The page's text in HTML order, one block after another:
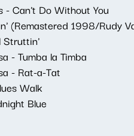
- Can't Do Without You
(Remastered 1998/Rudy
Struttin'
- Tumba la Timba
- Rat-a-Tat
Walk
Blue